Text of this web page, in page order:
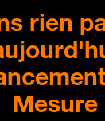
rien
Mesure